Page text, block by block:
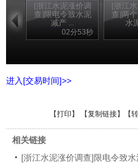
[浙江水泥涨价调
查]限电令致水泥
减产 ...
02分53秒
[浙江
查]两
水
进入[交易时间]>>
【打印 】 【复制链接】【
相关链接
[浙江水泥涨价调查]限电令致